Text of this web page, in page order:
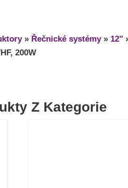
» Řečnické systémy» 12"
200W
Z Kategorie